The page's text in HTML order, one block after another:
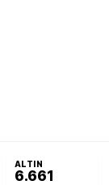
ALTIN
6.661